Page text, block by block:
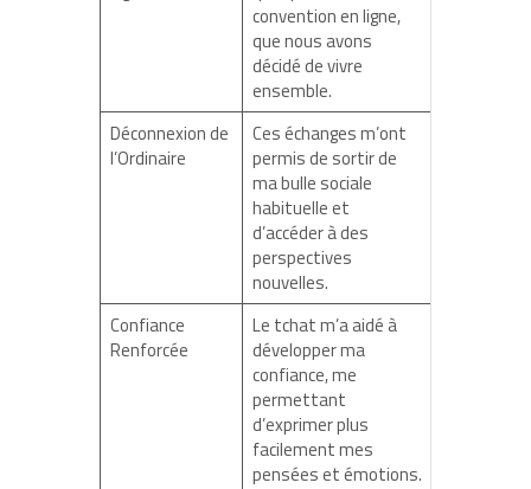
convention en ligne,
que nous avons
décidé de vivre
ensemble.
Déconnexion de
l’Ordinaire
Ces échanges m’ont
permis de sortir de
ma bulle sociale
habituelle et
d’accéder à des
perspectives
nouvelles.
Confiance
Renforcée
Le tchat m’a aidé à
développer ma
confiance, me
permettant
d’exprimer plus
facilement mes
pensées et émotions.